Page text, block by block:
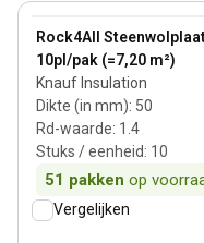
Rock4All
10pl/pak (=7,20 m²)
Knauf Insulation
Dikte (in mm): 50
Rd-waarde: 1.4
Stuks / eenheid: 10
51 pakken op
View product
Vergelijken